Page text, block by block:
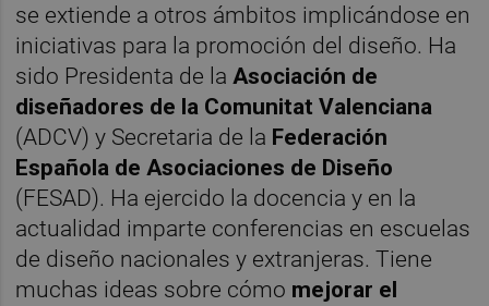
se extiende a otros ámbitos implicándose en
iniciativas para la promoción del diseño. Ha
sido Presidenta de laAsociación de
diseñadores de la Comunitat Valenciana
(ADCV) y Secretaria de la Federación
Española de Asociaciones de Diseño
(FESAD). Ha ejercido la docencia y en la
actualidad imparte conferencias en escuelas
de diseño nacionales y extranjeras. Tiene
muchas ideas sobre cómo mejorar el